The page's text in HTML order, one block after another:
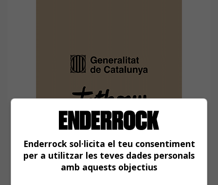
Enderrock sol·licita el teu consentiment
per a utilitzar les teves dades personals
amb aquests objectius